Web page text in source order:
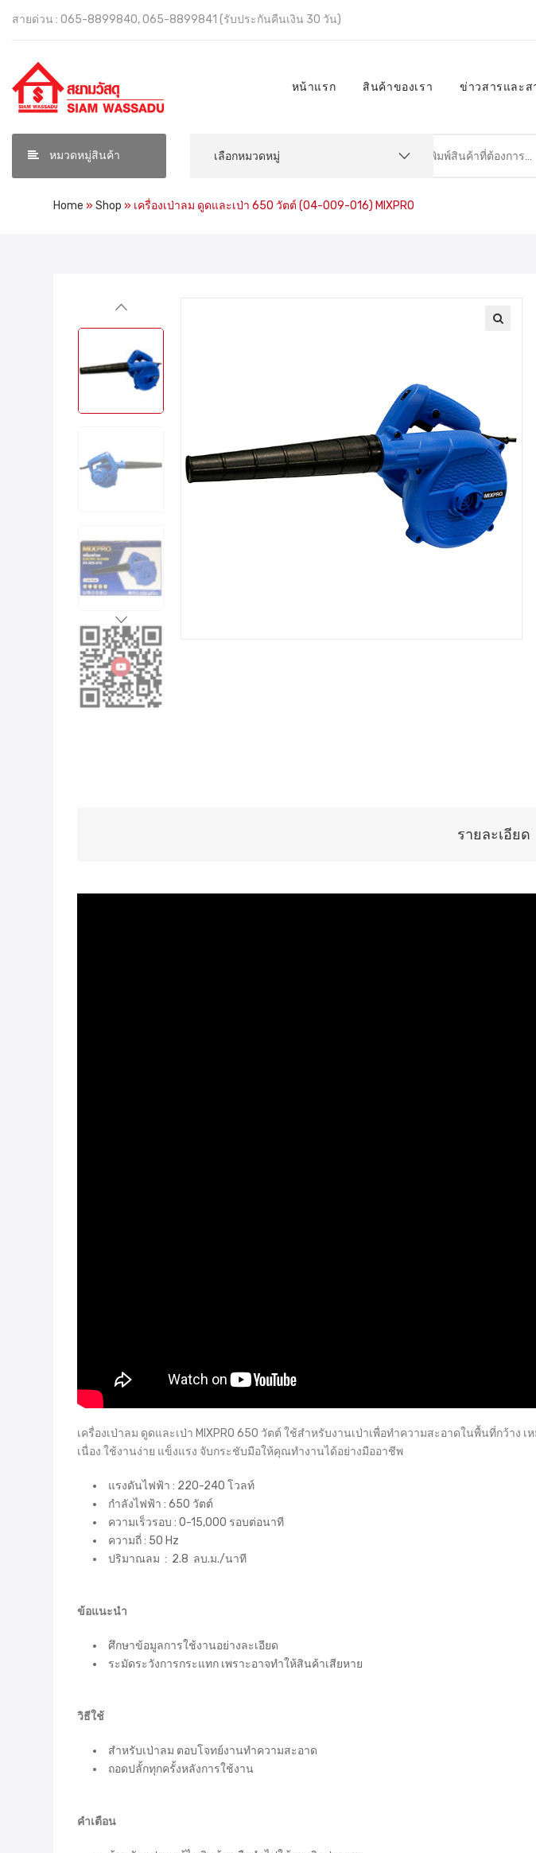
สายด่วน : 065-8899840, 065-8899841 (รับประกันคืนเงิน 30 วัน)
หน้าแรก สินค้าของเรา ข่าวสารและส
หมวดหมู่สินค้า
Home »Shop » เครื่องเป่าลม ดูดและเป่า 650 วัตต์ (04-009-016) MIXPRO
รายละเอียด
เครื่องเป่าลม ดูดและเป่า MIXPRO 650 วัตต์ ใช้สำหรับงานเป่าเพื่อทำความสะอาดในพื้นที่กว้า
เนื่อง ใช้งานง่าย แข็งแรง จับกระชับมือให้คุณทำงานได้อย่างมืออาชีพ
แรงดันไฟฟ้า : 220-240 โวลท์
กำลังไฟฟ้า : 650 วัตต์
ความเร็วรอบ : 0-15,000 รอบต่อนาที
ความถี่ : 50 Hz
ปริมาณลม : 2.8 ลบ.ม./นาที
ข้อแนะนำ
ศึกษาข้อมูลการใช้งานอย่างละเอียด
ระมัดระวังการกระแทก เพราะอาจทำให้สินค้าเสียหาย
วิธีใช้
สำหรับเป่าลม ตอบโจทย์งานทำความสะอาด
ถอดปลั้กทุกครั้งหลังการใช้งาน
คำเตือน